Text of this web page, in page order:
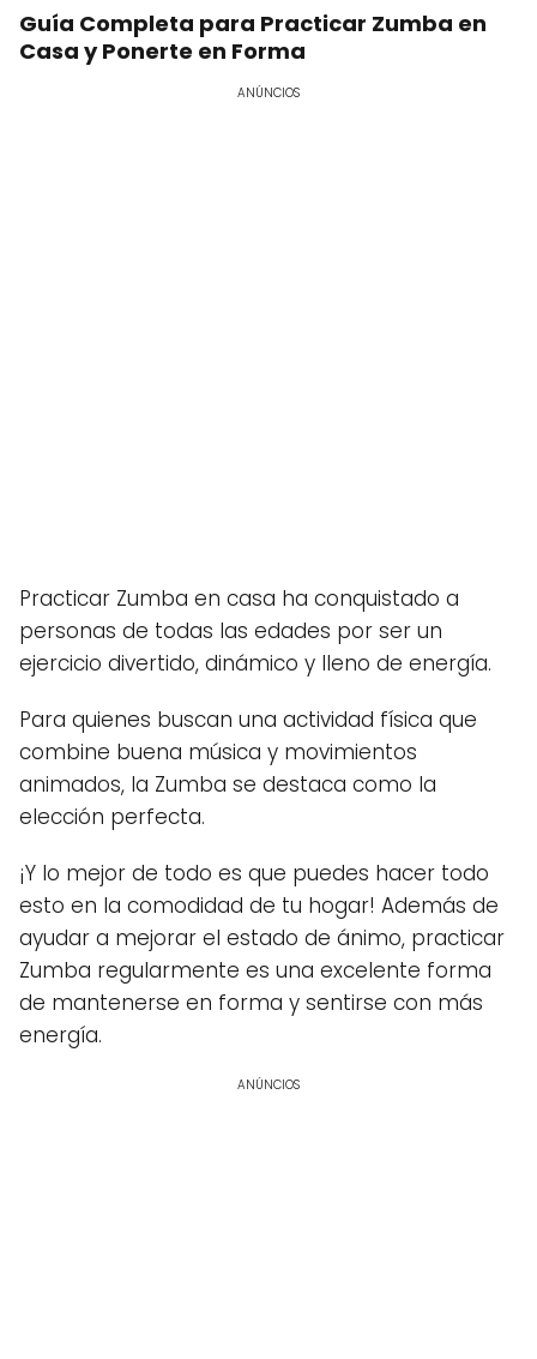
Guía Completa para Practicar Zumba en
Casa y Ponerte en Forma
ANÚNCIOS
Practicar Zumba en casa ha conquistado a
personas de todas las edades por ser un
ejercicio divertido, dinámico y lleno de energía.
Para quienes buscan una actividad física que
combine buena música y movimientos
animados, la Zumba se destaca como la
elección perfecta.
¡Y lo mejor de todo es que puedes hacer todo
esto en la comodidad de tu hogar! Además de
ayudar a mejorar el estado de ánimo, practicar
Zumba regularmente es una excelente forma
de mantenerse en forma y sentirse con más
energía.
ANÚNCIOS